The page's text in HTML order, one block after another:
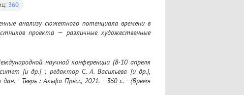
360
анализу сюжетного потенциала времени в
проекта — различные художественные
[и др.] ; редактор С. А. Васильева [и др.],
- Тверь : Альфа Пресс, 2021. - 360 с. - (Время